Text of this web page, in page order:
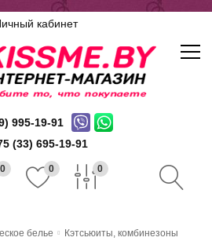
кабинет
995-19-91
(33) 695-19-91
0 0 0
белье
Кэтсьюиты, комбинезоны